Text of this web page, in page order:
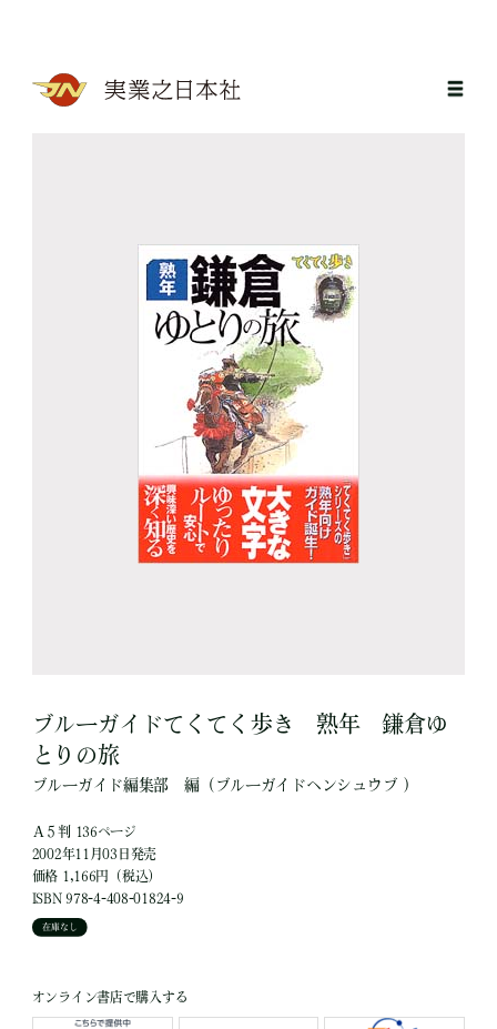
ブルーガイドてくてく歩き 熟年 鎌倉ゆ
とりの旅
ブルーガイド編集部 編（ブルーガイドヘンシュウブ ）
Ａ５判 136ページ
2002年11月03日発売
価格 1,166円（税込）
ISBN 978-4-408-01824-9
在庫なし
オンライン書店で購入する